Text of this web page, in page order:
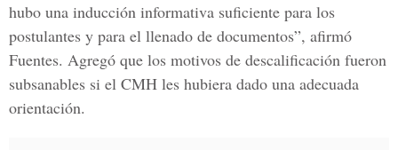
hubo una inducción informativa suficiente para los
postulantes y para el llenado de documentos”, afirmó
Fuentes. Agregó que los motivos de descalificación fueron
subsanables si el CMH les hubiera dado una adecuada
orientación.